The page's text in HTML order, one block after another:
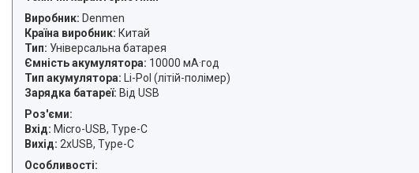
Виробник: Denmen
Країна виробник: Китай
Тип: Універсальна батарея
Ємність акумулятора: 10000 мА·год
Тип акумулятора: Li-Pol (літій-полімер)
Зарядка батареї: Від USB
Роз'єми:
Вхід: Micro-USB, Type-C
Вихід: 2xUSB, Type-C
Особливості: